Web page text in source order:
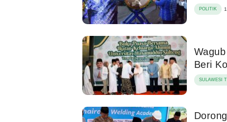
POLITIK
Beri
SULAWESI